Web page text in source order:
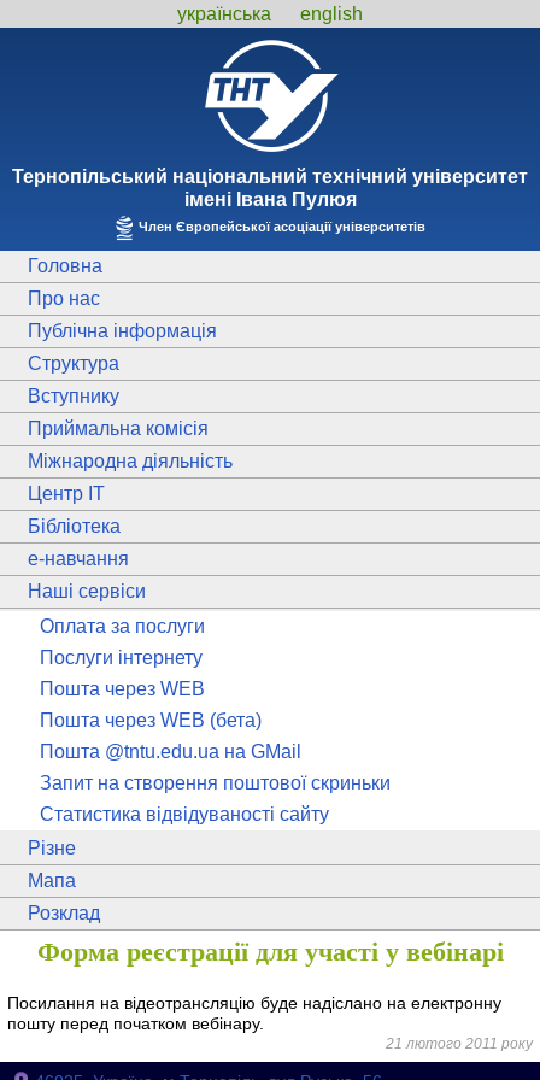
українська english
Тернопiльський національний технiчний унiверситет
iменi Iвана Пулюя
Член Європейської асоціації університетів
Головна
Про нас
Публічна інформація
Структура
Вступнику
Приймальна комісія
Міжнародна діяльність
Центр ІТ
Бібліотека
e-навчання
Наші сервіси
Оплата за послуги
Послуги інтернету
Пошта через WEB
Пошта через WEB (бета)
Пошта @tntu.edu.ua на GMail
Запит на створення поштової скриньки
Статистика відвідуваності сайту
Різне
Мапа
Розклад
Форма реєстрації для участі у вебінарі
Посилання на відеотрансляцію буде надіслано на електронну
пошту перед початком вебінару.
21 лютого 2011 року